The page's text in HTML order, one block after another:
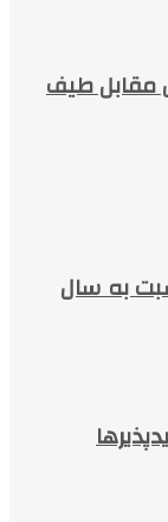
مقابل طیف
نسبت به سال